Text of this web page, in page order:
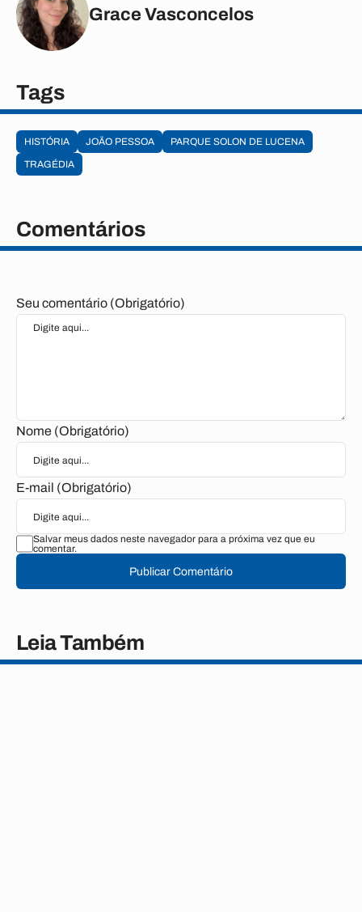
Grace Vasconcelos
Tags
HISTÓRIA JOÃO PESSOA
PARQUE SOLON DE LUCENA
TRAGÉDIA
Comentários
Seu comentário (Obrigatório)
Nome (Obrigatório)
E-mail (Obrigatório)
Salvar meus dados neste navegador para a próxima vez que eu
comentar.
Publicar Comentário
Leia Também